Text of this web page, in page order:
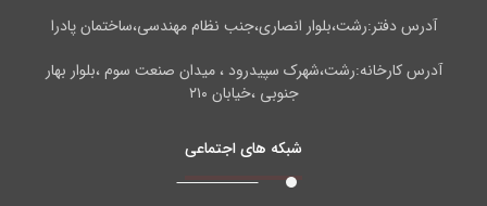
آدرس دفتر:رشت،بلوار انصاری،جنب نظام مهندسی،ساختمان پادرا
آدرس کارخانه:رشت،شهرک سپیدرود ، میدان صنعت سوم ،بلوار بهار
جنوبی ،خیابان ۲۱۰
شبکه های اجتماعی